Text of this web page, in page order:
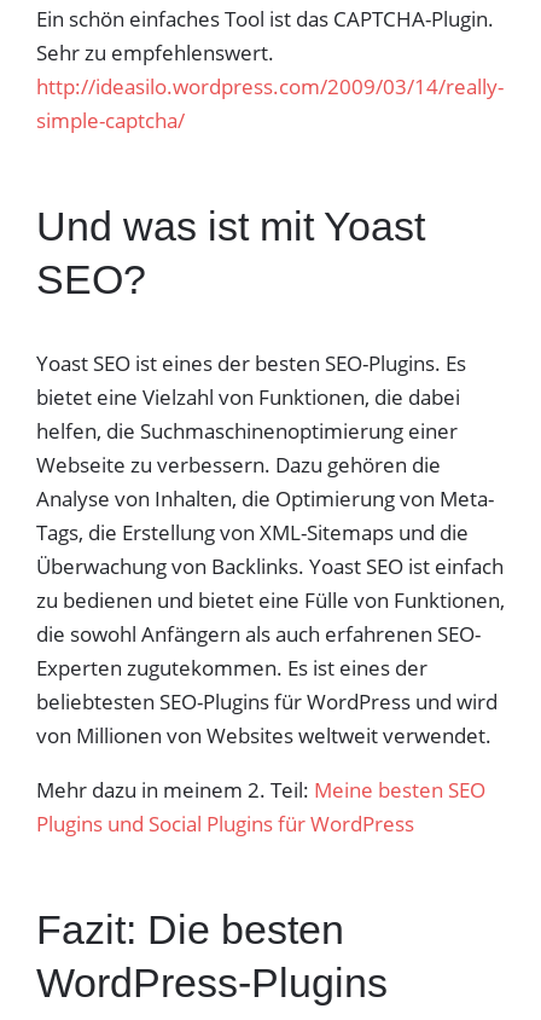
Ein schön einfaches Tool ist das CAPTCHA-Plugin.
Sehr zu empfehlenswert.
http://ideasilo.wordpress.com/2009/03/14/really-
simple-captcha/
Und was ist mit Yoast
SEO?
Yoast SEO ist eines der besten SEO-Plugins. Es
bietet eine Vielzahl von Funktionen, die dabei
helfen, die Suchmaschinenoptimierung einer
Webseite zu verbessern. Dazu gehören die
Analyse von Inhalten, die Optimierung von Meta-
Tags, die Erstellung von XML-Sitemaps und die
Überwachung von Backlinks. Yoast SEO ist einfach
zu bedienen und bietet eine Fülle von Funktionen,
die sowohl Anfängern als auch erfahrenen SEO-
Experten zugutekommen. Es ist eines der
beliebtesten SEO-Plugins für WordPress und wird
von Millionen von Websites weltweit verwendet.
Mehr dazu in meinem 2. Teil: Meine besten SEO
Plugins und Social Plugins für WordPress
Fazit: Die besten
WordPress-Plugins